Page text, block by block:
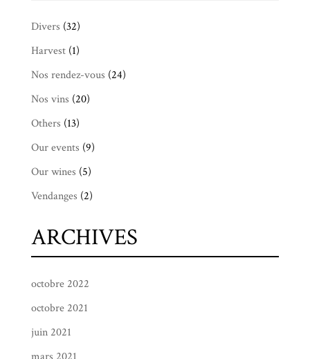
Divers (32)
Harvest(1)
Nos rendez-vous (24)
Nos vins (20)
Others (13)
Our events (9)
Our wines (5)
Vendanges (2)
ARCHIVES
octobre 2022
octobre 2021
juin 2021